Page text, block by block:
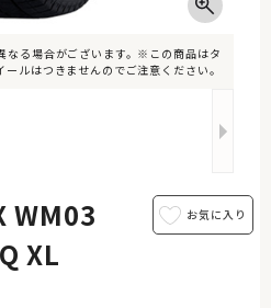
なる場合がございます。※この商品はタ
ルはつきませんのでご注意ください。
WM03
XL